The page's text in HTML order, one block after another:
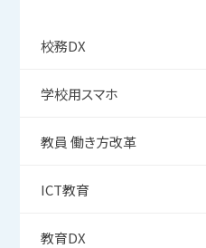
校務DX
学校用スマホ
教員 働き方改革
ICT教育
教育DX